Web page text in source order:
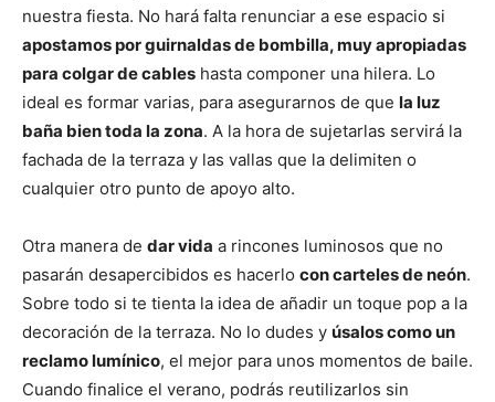
nuestra fiesta. No hará falta renunciar a ese espacio si
apostamos por guirnaldas de bombilla, muy apropiadas
para colgar de cables hasta componer una hilera. Lo
ideal es formar varias, para asegurarnos de que la luz
baña bien toda la zona. A la hora de sujetarlas servirá la
fachada de la terraza y las vallas que la delimiten o
cualquier otro punto de apoyo alto.
Otra manera de dar vida a rincones luminosos que no
pasarán desapercibidos es hacerlo con carteles de neón.
Sobre todo si te tienta la idea de añadir un toque pop a la
decoración de la terraza. No lo dudes y úsalos como un
reclamo lumínico, el mejor para unos momentos de baile.
Cuando finalice el verano, podrás reutilizarlos sin